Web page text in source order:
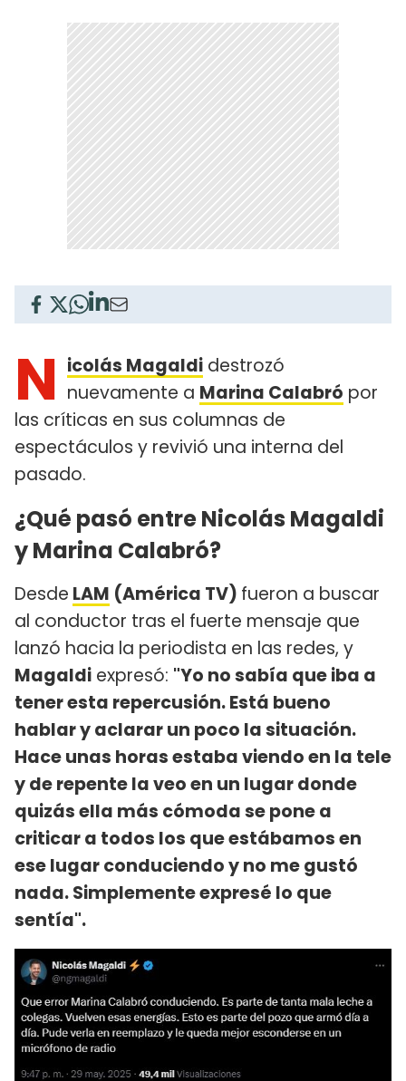
N icolás Magaldi destrozó
nuevamente a Marina Calabró por
las críticas en sus columnas de
espectáculos y revivió una interna del
pasado.
¿Qué pasó entre Nicolás Magaldi
y Marina Calabró?
Desde LAM (América TV) fueron a buscar
al conductor tras el fuerte mensaje que
lanzó hacia la periodista en las redes, y
Magaldi expresó: "Yo no sabía que iba a
tener esta repercusión. Está bueno
hablar y aclarar un poco la situación.
Hace unas horas estaba viendo en la tele
y de repente la veo en un lugar donde
quizás ella más cómoda se pone a
criticar a todos los que estábamos en
ese lugar conduciendo y no me gustó
nada. Simplemente expresé lo que
sentía".